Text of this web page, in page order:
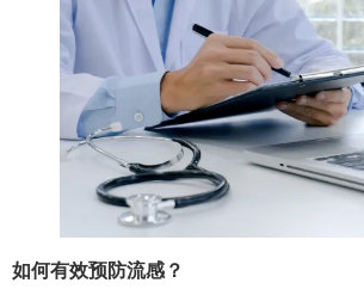
如何有效预防流感？